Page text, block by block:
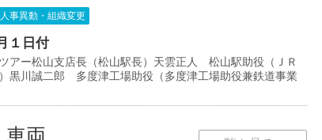
人事異動・組織変更
１日付
アー松山支店長（松山駅長）天雲正人 松山駅助役（ＪＲ
黒川誠二郎 多度津工場助役（多度津工場助役兼鉄道事業
両